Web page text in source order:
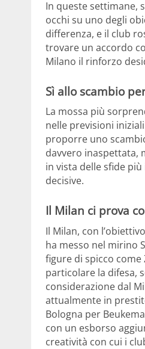
In queste settimane,
occhi su uno degli
differenza, e il club
trovare un accordo
Milano il rinforzo
Sì allo scambio
La mossa più
nelle previsioni
proporre uno
davvero inaspettata,
in vista delle sfide
decisive.
Il Milan ci prova
Il Milan, con
ha messo nel mirino
figure di spicco
particolare la difesa,
considerazione dal
attualmente in
Bologna per
con un esborso
creatività con cui i